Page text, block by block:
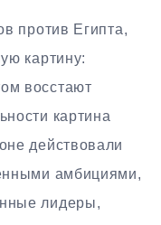
против Египта,
картину:
восстают
картина
действовали
амбициями,
лидеры,